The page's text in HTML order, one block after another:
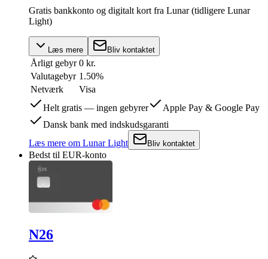
Gratis bankkonto og digitalt kort fra Lunar (tidligere Lunar
Light)
Læs mere Bliv kontaktet
Årligt gebyr 0 kr.
Valutagebyr 1.50%
Netværk
Visa
Helt gratis — ingen gebyrer
Apple Pay & Google Pay
Dansk bank med indskudsgaranti
Læs mere om Lunar Light Bliv kontaktet
Bedst til EUR-konto
N26